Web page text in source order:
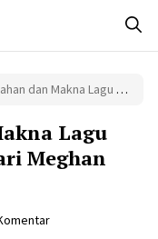
Dear Future Husband dari Meghan Trainor
Lagu
Meghan